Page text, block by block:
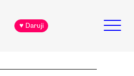
♥ Daruji